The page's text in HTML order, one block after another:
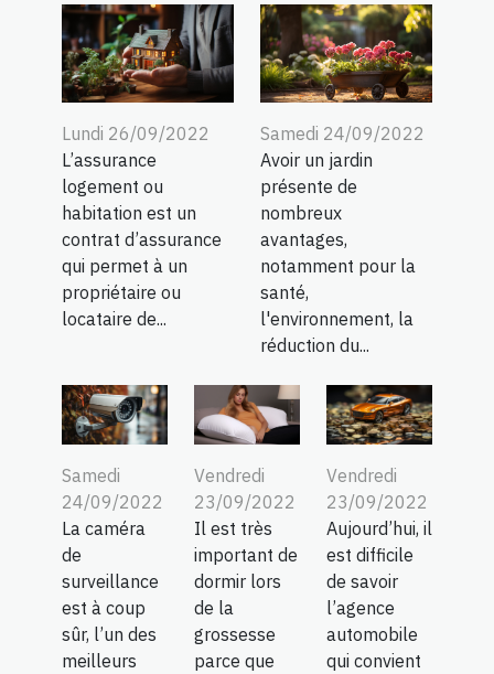
Lundi 26/09/2022
L’assurance
logement ou
habitation est un
contrat d’assurance
qui permet à un
propriétaire ou
locataire de...
Samedi 24/09/2022
Avoir un jardin
présente de
nombreux
avantages,
notamment pour la
santé,
l'environnement, la
réduction du...
Samedi
24/09/2022
La caméra
de
surveillance
est à coup
sûr, l’un des
meilleurs
Vendredi
23/09/2022
Il est très
important de
dormir lors
de la
grossesse
parce que
Vendredi
23/09/2022
Aujourd’hui, il
est difficile
de savoir
l’agence
automobile
qui convient